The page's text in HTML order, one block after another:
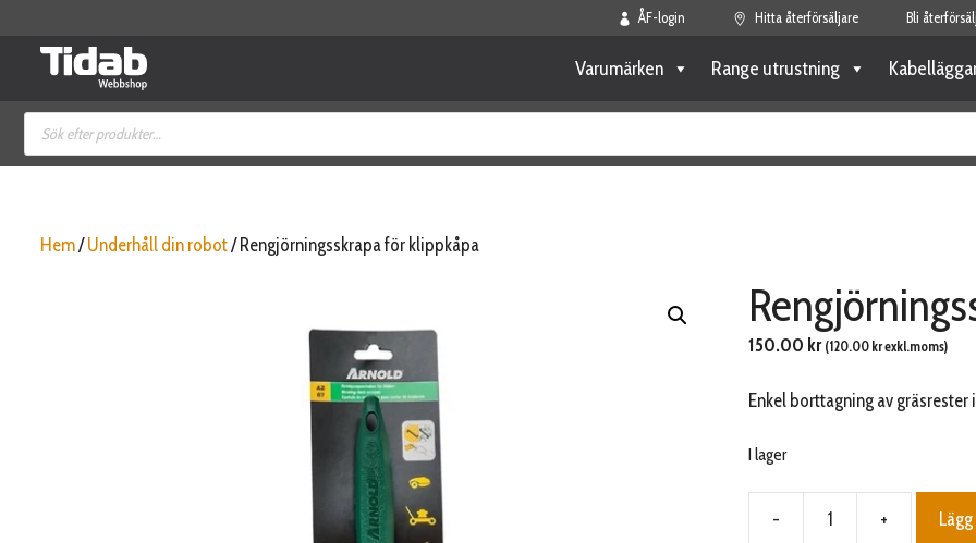
ÅF-login Hitta återförsäljare Bli
Varumärken Range utrustning
Produktsökning
Hem/Underhåll din robot/ Rengjörningsskrapa för klippkåpa
150.00 kr (120.00 krexkl.moms)
Enkel borttagning av gräsrester
I lager
-
Rengjörningsskrapa
+